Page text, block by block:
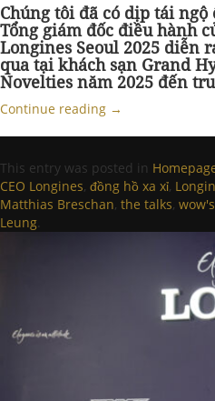
Chúng tôi đã có dịp tái
Tổng giám đốc điều hành
Longines Seoul 2025 diễn
qua tại khách sạn Grand
Novelties năm 2025 đến
Continue reading →
This entry was posted in
CEO Longines, đồng hồ xa xỉ,
Matthias Breschan, the talks,
Leung.